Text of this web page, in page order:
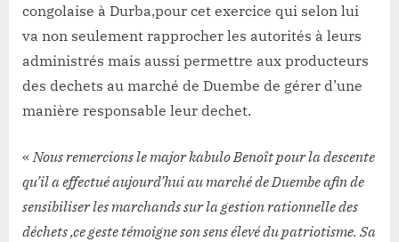
congolaise à Durba,pour cet exercice qui selon lui
va non seulement rapprocher les autorités à leurs
administrés mais aussi permettre aux producteurs
des dechets au marché de Duembe de gérer d’une
manière responsable leur dechet.
« Nous remercions le major kabulo Benoît pour la descente
qu’il a effectué aujourd’hui au marché de Duembe afin de
sensibiliser les marchands sur la gestion rationnelle des
déchets ,ce geste témoigne son sens élevé du patriotisme. Sa